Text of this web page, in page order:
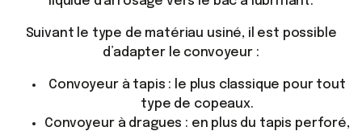
Suivant le type de matériau usiné, il est possible
d’adapter le convoyeur :
Convoyeur à tapis : le plus classique pour tout
type de copeaux.
Convoyeur à dragues : en plus du tapis perforé,